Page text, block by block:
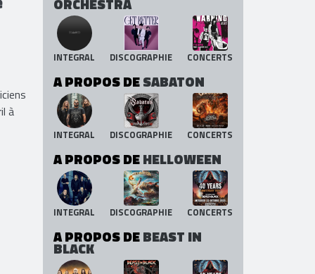
à
INTEGRAL DISCOGRAPHIE CONCERTS
A PROPOS DESABATON
INTEGRAL DISCOGRAPHIE CONCERTS
A PROPOS DEHELLOWEEN
INTEGRAL DISCOGRAPHIE CONCERTS
A PROPOS DEBEAST IN
BLACK